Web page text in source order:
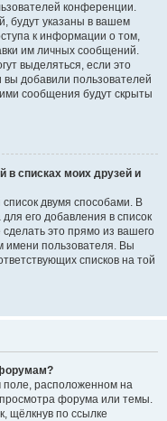
конференции.
будут указаны в вашем
к информации о том,
им личных сообщений.
выделяться, если это
добавили пользователей
сообщения будут скрыты
в списках моих друзей и
двумя способами. В
его добавления в список
это прямо из вашего
имени пользователя. Вы
списков на той
поле, расположенном на
форума или темы.
щёлкнув по ссылке